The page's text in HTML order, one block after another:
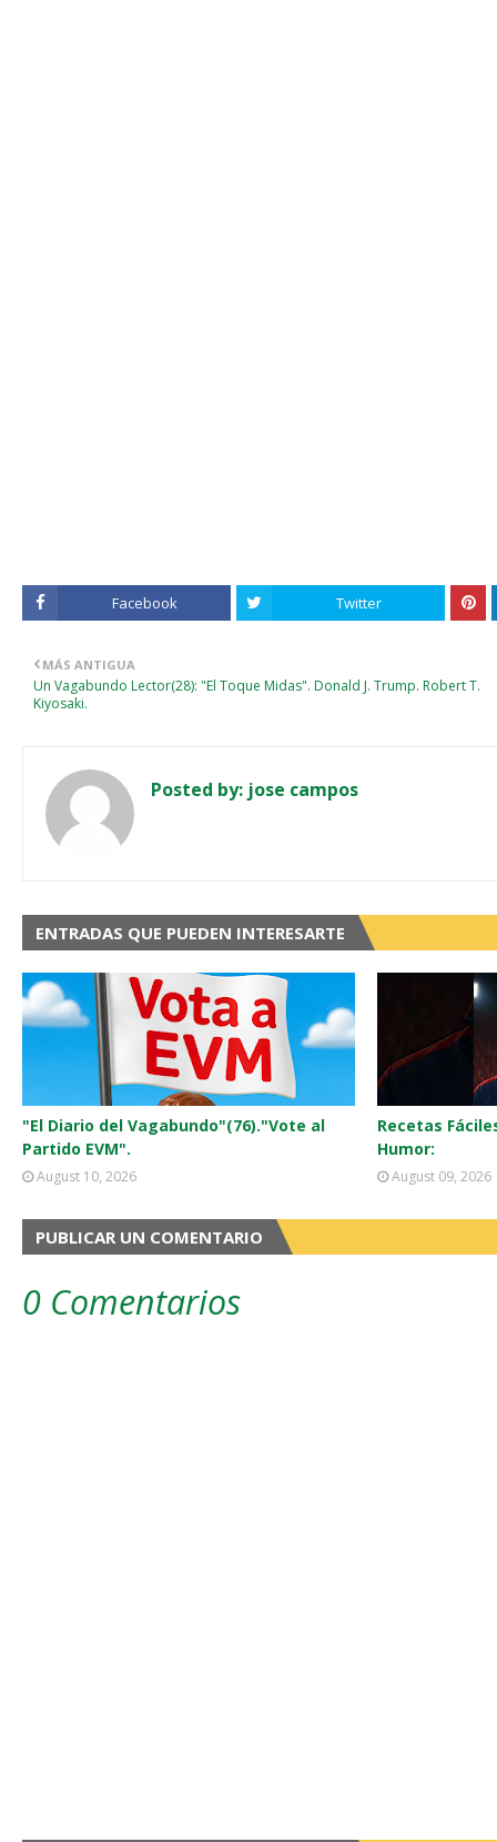
Facebook Twitter
MÁS ANTIGUA
Un Vagabundo Lector(28): "El Toque Midas". Donald J. Trump. Robert T.
Kiyosaki.
Posted by: jose campos
ENTRADAS QUE PUEDEN INTERESARTE
"El Diario del Vagabundo"(76)."Vote al
Partido EVM".
August 10, 2026
Recetas
Humor:
August 09, 2026
PUBLICAR UN COMENTARIO
0 Comentarios